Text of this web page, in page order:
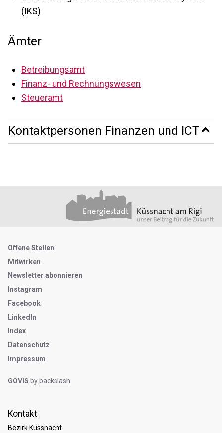
(IKS)
Ämter
Betreibungsamt
Finanz- und Rechnungswesen
Steueramt
Kontaktpersonen Finanzen und ICT
Kontakt
Bezirk Küssnacht
Metanavigation
Offene Stellen
Mitwirken
Newsletter abonnieren
Instagram
Facebook
LinkedIn
Index
Datenschutz
Impressum
GOViS by backslash